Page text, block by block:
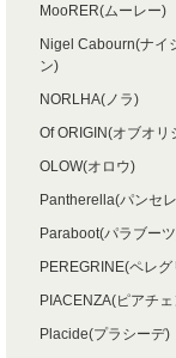
MooRER(ムーレー)
Nigel Cabourn(ナイ
ン)
NORLHA(ノラ)
Of ORIGIN(オブオリ
OLOW(オロウ)
Pantherella(パンセ
Paraboot(パラブー
PEREGRINE(ペレグ
PIACENZA(ピアチ
Placide(プラシーデ)